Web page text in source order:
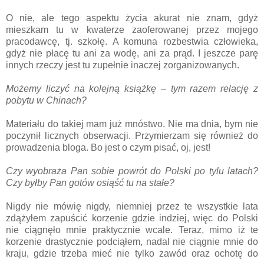
O nie, ale tego aspektu życia akurat nie znam, gdyż
mieszkam tu w kwaterze zaoferowanej przez mojego
pracodawcę, tj. szkołę. A komuna rozbestwia człowieka,
gdyż nie płacę tu ani za wodę, ani za prąd. I jeszcze parę
innych rzeczy jest tu zupełnie inaczej zorganizowanych.
Możemy liczyć na kolejną książkę – tym razem relację z
pobytu w Chinach?
Materiału do takiej mam już mnóstwo. Nie ma dnia, bym nie
poczynił licznych obserwacji. Przymierzam się również do
prowadzenia bloga. Bo jest o czym pisać, oj, jest!
Czy wyobraża Pan sobie powrót do Polski po tylu latach?
Czy byłby Pan gotów osiąść tu na stałe?
Nigdy nie mówię nigdy, niemniej przez te wszystkie lata
zdążyłem zapuścić korzenie gdzie indziej, więc do Polski
nie ciągnęło mnie praktycznie wcale. Teraz, mimo iż te
korzenie drastycznie podciąłem, nadal nie ciągnie mnie do
kraju, gdzie trzeba mieć nie tylko zawód oraz ochotę do